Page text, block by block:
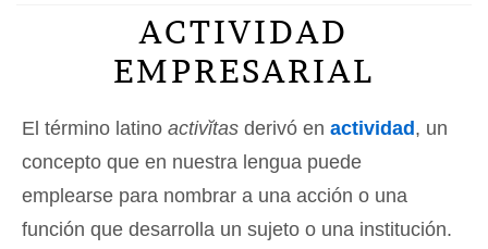
ACTIVIDAD
EMPRESARIAL
El término latino activĭtas derivó en actividad , un
concepto que en nuestra lengua puede
emplearse para nombrar a una acción o una
función que desarrolla un sujeto o una institución.